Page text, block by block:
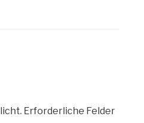
Erforderliche Felder